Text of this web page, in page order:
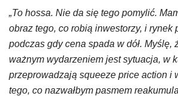
„To hossa. Nie da się tego pomylić.
obraz tego, co robią inwestorzy, i rynek
podczas gdy cena spada w dół. Myślę,
ważnym wydarzeniem jest sytuacja, w
przeprowadzają squeeze price action i
tego, co nazwałbym pasmem